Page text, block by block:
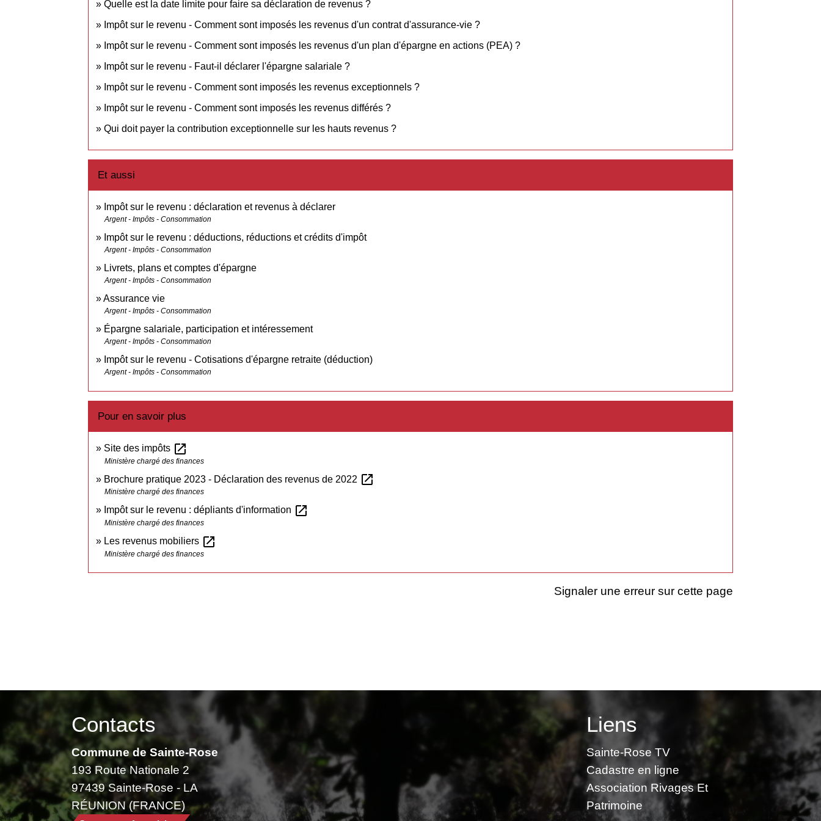
Quelle est la date limite pour faire sa déclaration de revenus ?
Impôt sur le revenu - Comment sont imposés les revenus d'un contrat d'assurance-vie ?
Impôt sur le revenu - Comment sont imposés les revenus d'un plan d'épargne en actions (PEA) ?
Impôt sur le revenu - Faut-il déclarer l'épargne salariale ?
Impôt sur le revenu - Comment sont imposés les revenus exceptionnels ?
Impôt sur le revenu - Comment sont imposés les revenus différés ?
Qui doit payer la contribution exceptionnelle sur les hauts revenus ?
Et aussi
Impôt sur le revenu : déclaration et revenus à déclarer
Argent - Impôts - Consommation
Impôt sur le revenu : déductions, réductions et crédits d'impôt
Argent - Impôts - Consommation
Livrets, plans et comptes d'épargne
Argent - Impôts - Consommation
Assurance vie
Argent - Impôts - Consommation
Épargne salariale, participation et intéressement
Argent - Impôts - Consommation
Impôt sur le revenu - Cotisations d'épargne retraite (déduction)
Argent - Impôts - Consommation
Pour en savoir plus
Site des impôts open_in_new
Ministère chargé des finances
Brochure pratique 2023 - Déclaration des revenus de 2022 open_in_new
Ministère chargé des finances
Impôt sur le revenu : dépliants d'information open_in_new
Ministère chargé des finances
Les revenus mobiliers open_in_new
Ministère chargé des finances
Signaler une erreur sur cette page
Contacts
Commune de Sainte-Rose
193 Route Nationale 2
97439 Sainte-Rose - LA
RÉUNION (FRANCE)
Liens
Sainte-Rose TV
Cadastre en ligne
Association Rivages Et
Patrimoine